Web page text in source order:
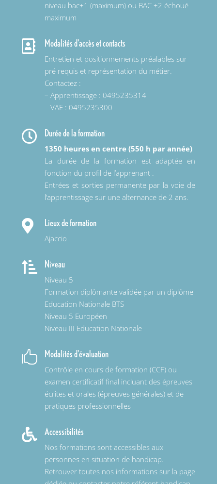
niveau bac+1 (maximum) ou BAC +2 échoué
maximum
 Modalités d'accès et contacts
Entretien et positionnements préalables sur
pré requis et représentation du métier.
Contactez :
– Apprentissage : 0495235314
– VAE : 0495235300
 Durée de la formation
1350 heures en centre (550 h par année)
La durée de la formation est adaptée en
fonction du profil de l’apprenant .
Entrées et sorties permanente par la voie de
l’apprentissage sur une alternance de 2 ans.
 Lieux de formation
Ajaccio
 Niveau
Niveau 5
Formation diplômante validée par un diplôme
Education Nationale BTS
Niveau 5 Européen
Niveau III Education Nationale
 Modalités d'évaluation
Contrôle en cours de formation (CCF) ou
examen certificatif final incluant des épreuves
écrites et orales (épreuves générales) et de
pratiques professionnelles
 Accessibilités
Nos formations sont accessibles aux
personnes en situation de handicap.
Retrouver toutes nos informations sur la page